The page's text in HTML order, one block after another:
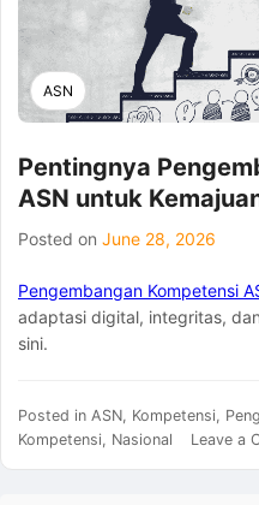
ASN
Pentingnya
ASN untuk
Posted on June 28, 2026
Pengembangan Kompetensi
adaptasi digital, integritas,
sini.
Posted in ASN, Kompetensi,
Kompetensi, Nasional Leave a